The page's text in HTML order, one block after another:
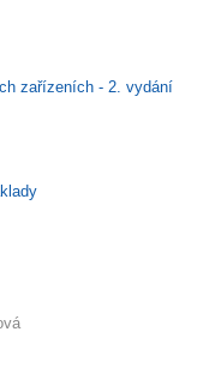
zařízeních - 2. vydání